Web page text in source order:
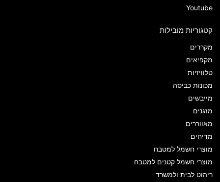
Youtube
קטגוריות מובילות
מקררים
מקפיאים
טלוויזיות
מכונות כביסה
מייבשים
מזגנים
מאווררים
מדיחים
מוצרי חשמל למטבח
מוצרי חשמל קטנים למטבח
ריהוט לבית ולמשרד